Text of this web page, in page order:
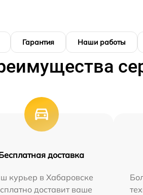
Гарантия Наши работы
доставка
курьер в Хабаровске
доставит ваше